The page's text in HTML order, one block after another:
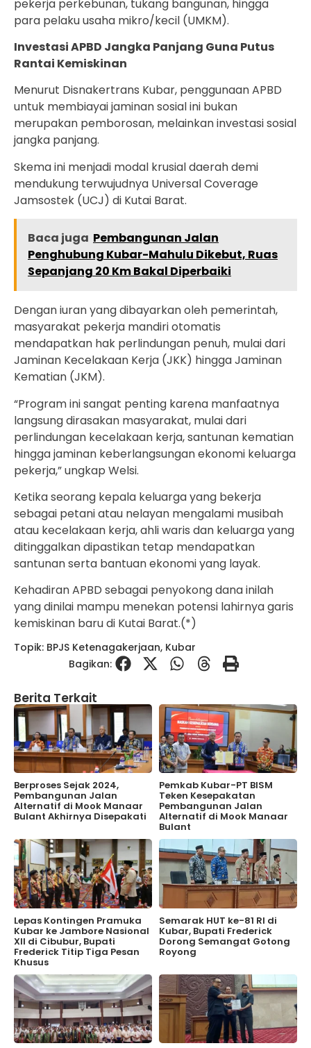
pekerja perkebunan, tukang bangunan, hingga
para pelaku usaha mikro/kecil (UMKM).
Investasi APBD Jangka Panjang Guna Putus
Rantai Kemiskinan
Menurut Disnakertrans Kubar, penggunaan APBD
untuk membiayai jaminan sosial ini bukan
merupakan pemborosan, melainkan investasi sosial
jangka panjang.
Skema ini menjadi modal krusial daerah demi
mendukung terwujudnya Universal Coverage
Jamsostek (UCJ) di Kutai Barat.
Baca juga Pembangunan Jalan
Penghubung Kubar-Mahulu Dikebut, Ruas
Sepanjang 20 Km Bakal Diperbaiki
Dengan iuran yang dibayarkan oleh pemerintah,
masyarakat pekerja mandiri otomatis
mendapatkan hak perlindungan penuh, mulai dari
Jaminan Kecelakaan Kerja (JKK) hingga Jaminan
Kematian (JKM).
“Program ini sangat penting karena manfaatnya
langsung dirasakan masyarakat, mulai dari
perlindungan kecelakaan kerja, santunan kematian
hingga jaminan keberlangsungan ekonomi keluarga
pekerja,” ungkap Welsi.
Ketika seorang kepala keluarga yang bekerja
sebagai petani atau nelayan mengalami musibah
atau kecelakaan kerja, ahli waris dan keluarga yang
ditinggalkan dipastikan tetap mendapatkan
santunan serta bantuan ekonomi yang layak.
Kehadiran APBD sebagai penyokong dana inilah
yang dinilai mampu menekan potensi lahirnya garis
kemiskinan baru di Kutai Barat.(*)
Topik: BPJS Ketenagakerjaan, Kubar
Bagikan:
Berita Terkait
Berproses Sejak 2024,
Pembangunan Jalan
Alternatif di Mook Manaar
Bulant Akhirnya Disepakati
Pemkab Kubar-PT BISM
Teken Kesepakatan
Pembangunan Jalan
Alternatif di Mook Manaar
Bulant
Lepas Kontingen Pramuka
Kubar ke Jambore Nasional
XII di Cibubur, Bupati
Frederick Titip Tiga Pesan
Khusus
Semarak HUT ke-81 RI di
Kubar, Bupati Frederick
Dorong Semangat Gotong
Royong